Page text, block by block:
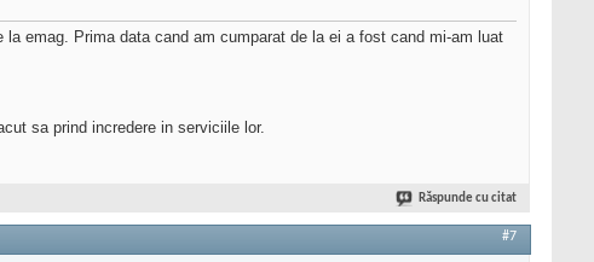
emag. Prima data cand am cumparat de la ei a fost cand mi-am luat
sa prind incredere in serviciile lor.
Răspunde cu citat
#7